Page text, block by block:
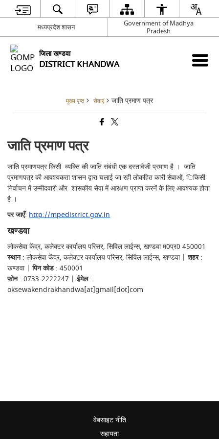
मध्‍यप्रदेश शासन
Government of Madhya
Pradesh
जिला खण्‍डवा
DISTRICT KHANDWA
मुख्य पृष्ठ सेवाएं जाति प्रमाण पत्र
जाति प्रमाण पत्र
जाति प्रमाणपत्र किसी व्यक्ति की जाति संबंधी एक दस्तावेजी प्रमाण है । जाति
प्रमाणपत्र की आवश्‍यकता शासन द्वारा चलाई जा रही लोकहित कारी सेवाओं, ि‍किसी
निर्वाचन में उम्‍मीदवारी और शासकीय सेवा में आरक्षण प्राप्‍त करनें के लिए आवश्‍यक होता
है ।
पर जाएँ: http://mpedistrict.gov.in
खण्‍डवा
लोकसेवा केंद्र, कलेक्‍टर कार्यालय परिसर, सिविल लाईन्‍स, खण्‍डवा म0प्र0 450001
स्थान: लोकसेवा केंद्र, कलेक्‍टर कार्यालय परिसर, सिविल लाईन्‍स, खण्‍डवा |शहर:
खण्‍डवा |पिन कोड: 450001
फोन: 0733-2222247 |ईमेल:
oksewakendrakhandwa[at]gmail[dot]com
वेबसाइट नीति
सहायता